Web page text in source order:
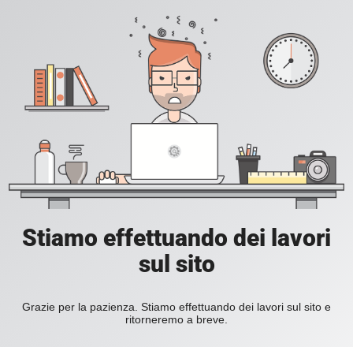
Stiamo effettuando dei lavori
sul sito
Grazie per la pazienza. Stiamo effettuando dei lavori sul sito e
ritorneremo a breve.